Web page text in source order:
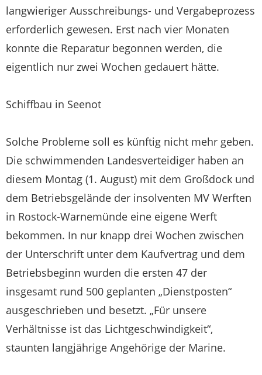
langwieriger Ausschreibungs- und Vergabeprozess
erforderlich gewesen. Erst nach vier Monaten
konnte die Reparatur begonnen werden, die
eigentlich nur zwei Wochen gedauert hätte.
Schiffbau in Seenot
Solche Probleme soll es künftig nicht mehr geben.
Die schwimmenden Landesverteidiger haben an
diesem Montag (1. August) mit dem Großdock und
dem Betriebsgelände der insolventen MV Werften
in Rostock-Warnemünde eine eigene Werft
bekommen. In nur knapp drei Wochen zwischen
der Unterschrift unter dem Kaufvertrag und dem
Betriebsbeginn wurden die ersten 47 der
insgesamt rund 500 geplanten „Dienstposten“
ausgeschrieben und besetzt. „Für unsere
Verhältnisse ist das Lichtgeschwindigkeit“,
staunten langjährige Angehörige der Marine.